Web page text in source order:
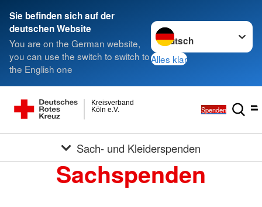
Sie befinden sich auf der
deutschen Website
You are on the German website,
you can use the switch to switch to
the English one
Sprache wechseln zu
Alles klar
Köln e.V.
Kreisverband
Spenden
Sach- und Kleiderspenden
Sachspenden